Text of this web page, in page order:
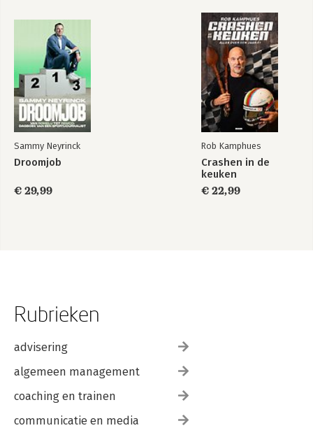
Sammy Neyrinck
Droomjob
€ 29,99
Rob Kamphues
Crashen in de
keuken
€ 22,99
Rubrieken
advisering
algemeen management
coaching en trainen
communicatie en media